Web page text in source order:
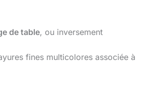
de table, ou inversement
fines multicolores associée à